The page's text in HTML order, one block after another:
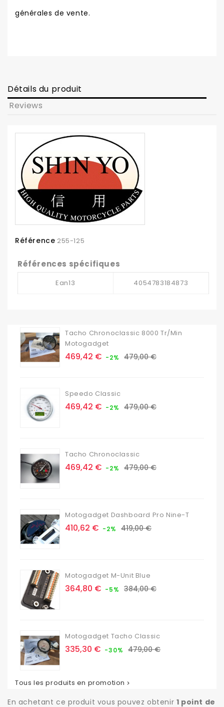
générales de vente.
Détails du produit
Reviews
Référence 255-125
Références spécifiques
Ean13 4054783184873
Tacho Chronoclassic 8000 Tr/min
Motogadget
Prix
469,42 € -2% Prix
479,00 €
Speedo Classic
Prix
469,42 € -2% Prix
479,00 €
Tacho Chronoclassic
Prix
469,42 € -2% Prix
479,00 €
Motogadget Dashboard Pro Nine-T
Prix
410,62 € -2% Prix
419,00 €
Motogadget M-Unit Blue
Prix
364,80 € -5% Prix
384,00 €
Motogadget Tacho Classic
Prix
335,30 € -30% Prix
479,00 €
Tous les produits en promotion 
En achetant ce produit vous pouvez obtenir 1 point de